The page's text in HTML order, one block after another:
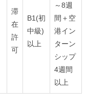
滞
在
許
可
B1(初
中級)
以上
～8週
間＋空
港イン
ターン
シップ
4週間
以上